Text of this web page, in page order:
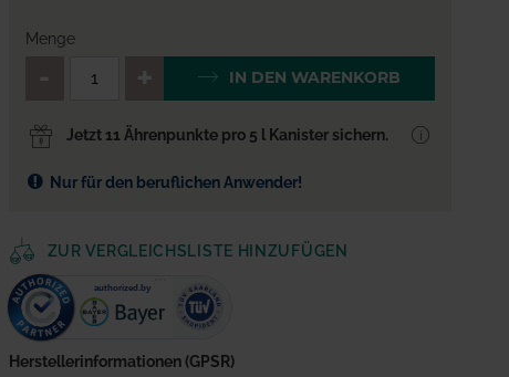
Menge
QTY_CONTROL_DECREASE
IN DEN WARENKORB
Jetzt 11 Ährenpunkte pro 5 l Kanister sichern.
Nur für den beruflichen Anwender!
ZUR VERGLEICHSLISTE HINZUFÜGEN
Herstellerinformationen (GPSR)